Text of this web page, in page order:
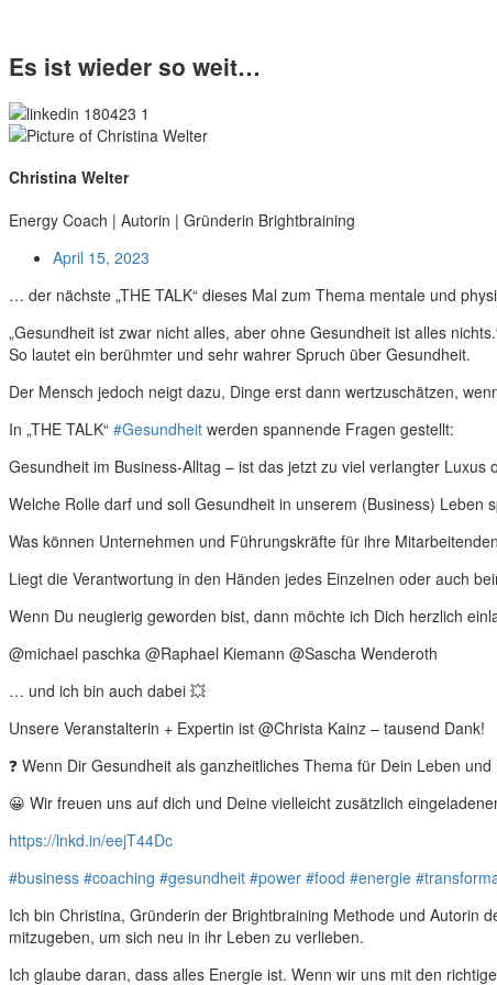
Es ist wieder so weit…
Christina Welter
Energy Coach | Autorin | Gründerin Brightbraining
April 15, 2023
… der nächste „THE TALK“ dieses Mal zum Thema mentale und
„Gesundheit ist zwar nicht alles, aber ohne Gesundheit ist alles
So lautet ein berühmter und sehr wahrer Spruch über Gesundheit.
Der Mensch jedoch neigt dazu, Dinge erst dann wertzuschätzen,
In „THE TALK“ #Gesundheit werden spannende Fragen gestellt:
Gesundheit im Business-Alltag – ist das jetzt zu viel verlangter
Welche Rolle darf und soll Gesundheit in unserem (Business) Leben
Was können Unternehmen und Führungskräfte für ihre
Liegt die Verantwortung in den Händen jedes Einzelnen oder auch
Wenn Du neugierig geworden bist, dann möchte ich Dich herzlich
@michael paschka @Raphael Kiemann @Sascha Wenderoth
… und ich bin auch dabei 💥
Unsere Veranstalterin + Expertin ist @Christa Kainz – tausend Dank!
❓ Wenn Dir Gesundheit als ganzheitliches Thema für Dein Leben
😀 Wir freuen uns auf dich und Deine vielleicht zusätzlich
https://lnkd.in/eejT44Dc
#business #coaching #gesundheit #power #food #energie
Ich bin Christina, Gründerin der Brightbraining Methode und Autorin
mitzugeben, um sich neu in ihr Leben zu verlieben.
Ich glaube daran, dass alles Energie ist. Wenn wir uns mit den